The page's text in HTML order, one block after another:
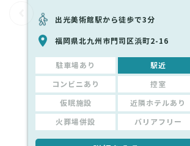
出光美術館駅から徒歩で3分
福岡県北九州市門司区浜町2-16
駐車場あり 駅近
コンビニあり 控室
仮眠施設 近隣ホテルあり
火葬場併設 バリアフリー